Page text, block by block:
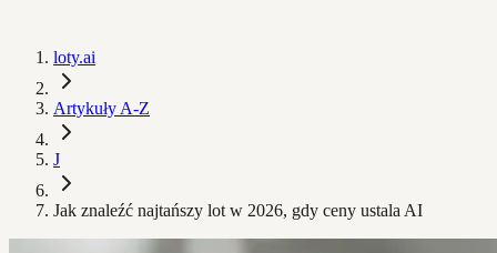
loty.ai
Artykuły A-Z
J
Jak znaleźć najtańszy lot w 2026, gdy ceny ustala AI